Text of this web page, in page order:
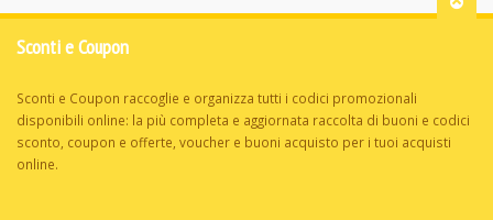
Sconti e Coupon
Sconti e Coupon raccoglie e organizza tutti i codici promozionali
disponibili online: la più completa e aggiornata raccolta di buoni e codici
sconto, coupon e offerte, voucher e buoni acquisto per i tuoi acquisti
online.